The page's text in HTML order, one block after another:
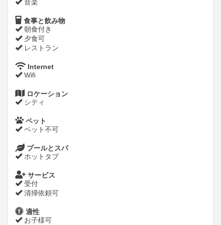
音楽
食事と飲み物
朝食付き
夕食可
レストラン
Internet
Wifi
ロケーション
シティ
ペット
ペット不可
プールとスパ
ホットタブ
サービス
受付
清掃依頼可
適性
お子様可